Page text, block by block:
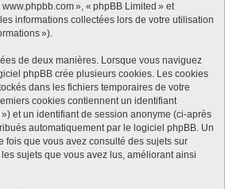
», « phpBB Limited » et
informations collectées lors de votre utilisation
»).
de deux manières. Lorsque vous naviguez
phpBB crée plusieurs cookies. Les cookies
dans les fichiers temporaires de votre
cookies contiennent un identifiant
et un identifiant de session anonyme (ci-après
automatiquement par le logiciel phpBB. Un
fois que vous avez consulté des sujets sur
sujets que vous avez lus, améliorant ainsi